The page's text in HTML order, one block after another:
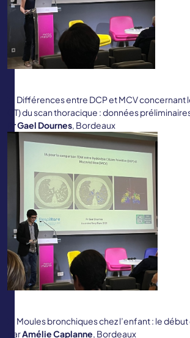
Différences entre DCP et MCV concernant
CT) du scan thoracique : données
Pr Gael Dournes, Bordeaux
Moules bronchiques chez l’enfant : le début
parAmélie Caplanne, Bordeaux